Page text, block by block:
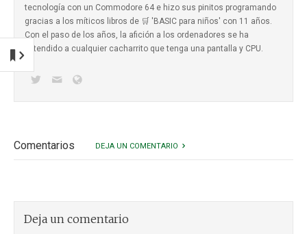
tecnología con un Commodore 64 e hizo sus pinitos programando
gracias a los míticos libros de 🛒 'BASIC para niños' con 11 años.
Con el paso de los años, la afición a los ordenadores se ha
extendido a cualquier cacharrito que tenga una pantalla y CPU.
Comentarios DEJA UN COMENTARIO
Deja un comentario